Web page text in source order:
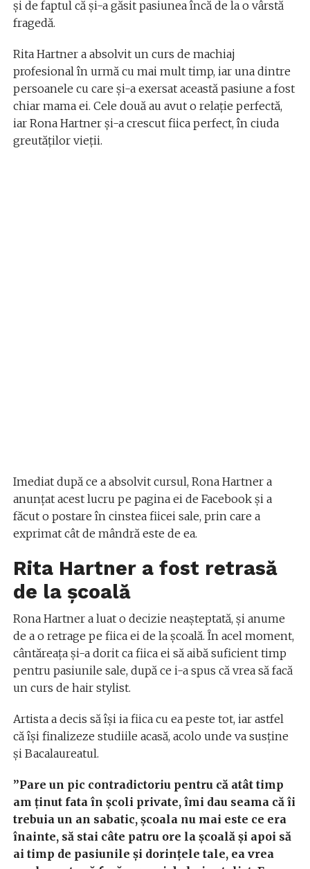
și de faptul că și-a găsit pasiunea încă de la o vârstă
fragedă.
Rita Hartner a absolvit un curs de machiaj
profesional în urmă cu mai mult timp, iar una dintre
persoanele cu care și-a exersat această pasiune a fost
chiar mama ei. Cele două au avut o relație perfectă,
iar Rona Hartner și-a crescut fiica perfect, în ciuda
greutăților vieții.
Imediat după ce a absolvit cursul, Rona Hartner a
anunțat acest lucru pe pagina ei de Facebook și a
făcut o postare în cinstea fiicei sale, prin care a
exprimat cât de mândră este de ea.
Rita Hartner a fost retrasă
de la școală
Rona Hartner a luat o decizie neașteptată, și anume
de a o retrage pe fiica ei de la școală. În acel moment,
cântăreața și-a dorit ca fiica ei să aibă suficient timp
pentru pasiunile sale, după ce i-a spus că vrea să facă
un curs de hair stylist.
Artista a decis să își ia fiica cu ea peste tot, iar astfel
că își finalizeze studiile acasă, acolo unde va susține
și Bacalaureatul.
”Pare un pic contradictoriu pentru că atât timp
am ținut fata în școli private, îmi dau seama că îi
trebuia un an sabatic, școala nu mai este ce era
înainte, să stai câte patru ore la școală și apoi să
ai timp de pasiunile și dorințele tale, ea vrea